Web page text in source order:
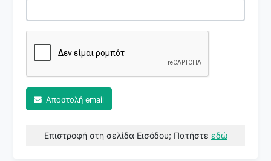
Αποστολή email
Επιστροφή στη σελίδα Εισόδου; Πατήστε εδώ